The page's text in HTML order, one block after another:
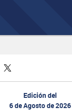
Edición del
6 de Agosto de 2026